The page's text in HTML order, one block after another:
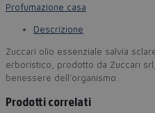
Profumazione casa
Descrizione
Zuccari olio essenziale salvia
erboristico, prodotto da Zuccari
benessere dell’organismo.
Prodotti correlati